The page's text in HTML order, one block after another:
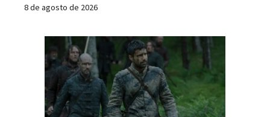
8 de agosto de 2026